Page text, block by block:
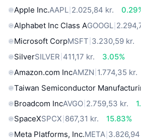
Apple Inc.AAPL 2.025,84 kr.
Alphabet Inc Class AGOOGL
Microsoft CorpMSFT 3.230,59 kr.
SilverSILVER 411,17 kr.
3.05%
Amazon.com IncAMZN 1.774,35 kr.
Taiwan Semiconductor
Broadcom IncAVGO 2.759,53 kr.
SpaceXSPCX 867,31 kr.
15.83%
Meta Platforms, Inc.META 3.826,94